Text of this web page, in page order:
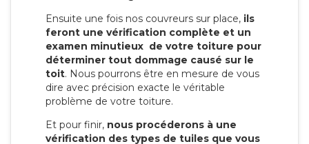
Ensuite une fois nos couvreurs sur place, ils
feront une vérification complète et un
examen minutieux de votre toiture pour
déterminer tout dommage causé sur le
toit. Nous pourrons être en mesure de vous
dire avec précision exacte le véritable
problème de votre toiture.
Et pour finir, nous procéderons à une
vérification des types de tuiles que vous